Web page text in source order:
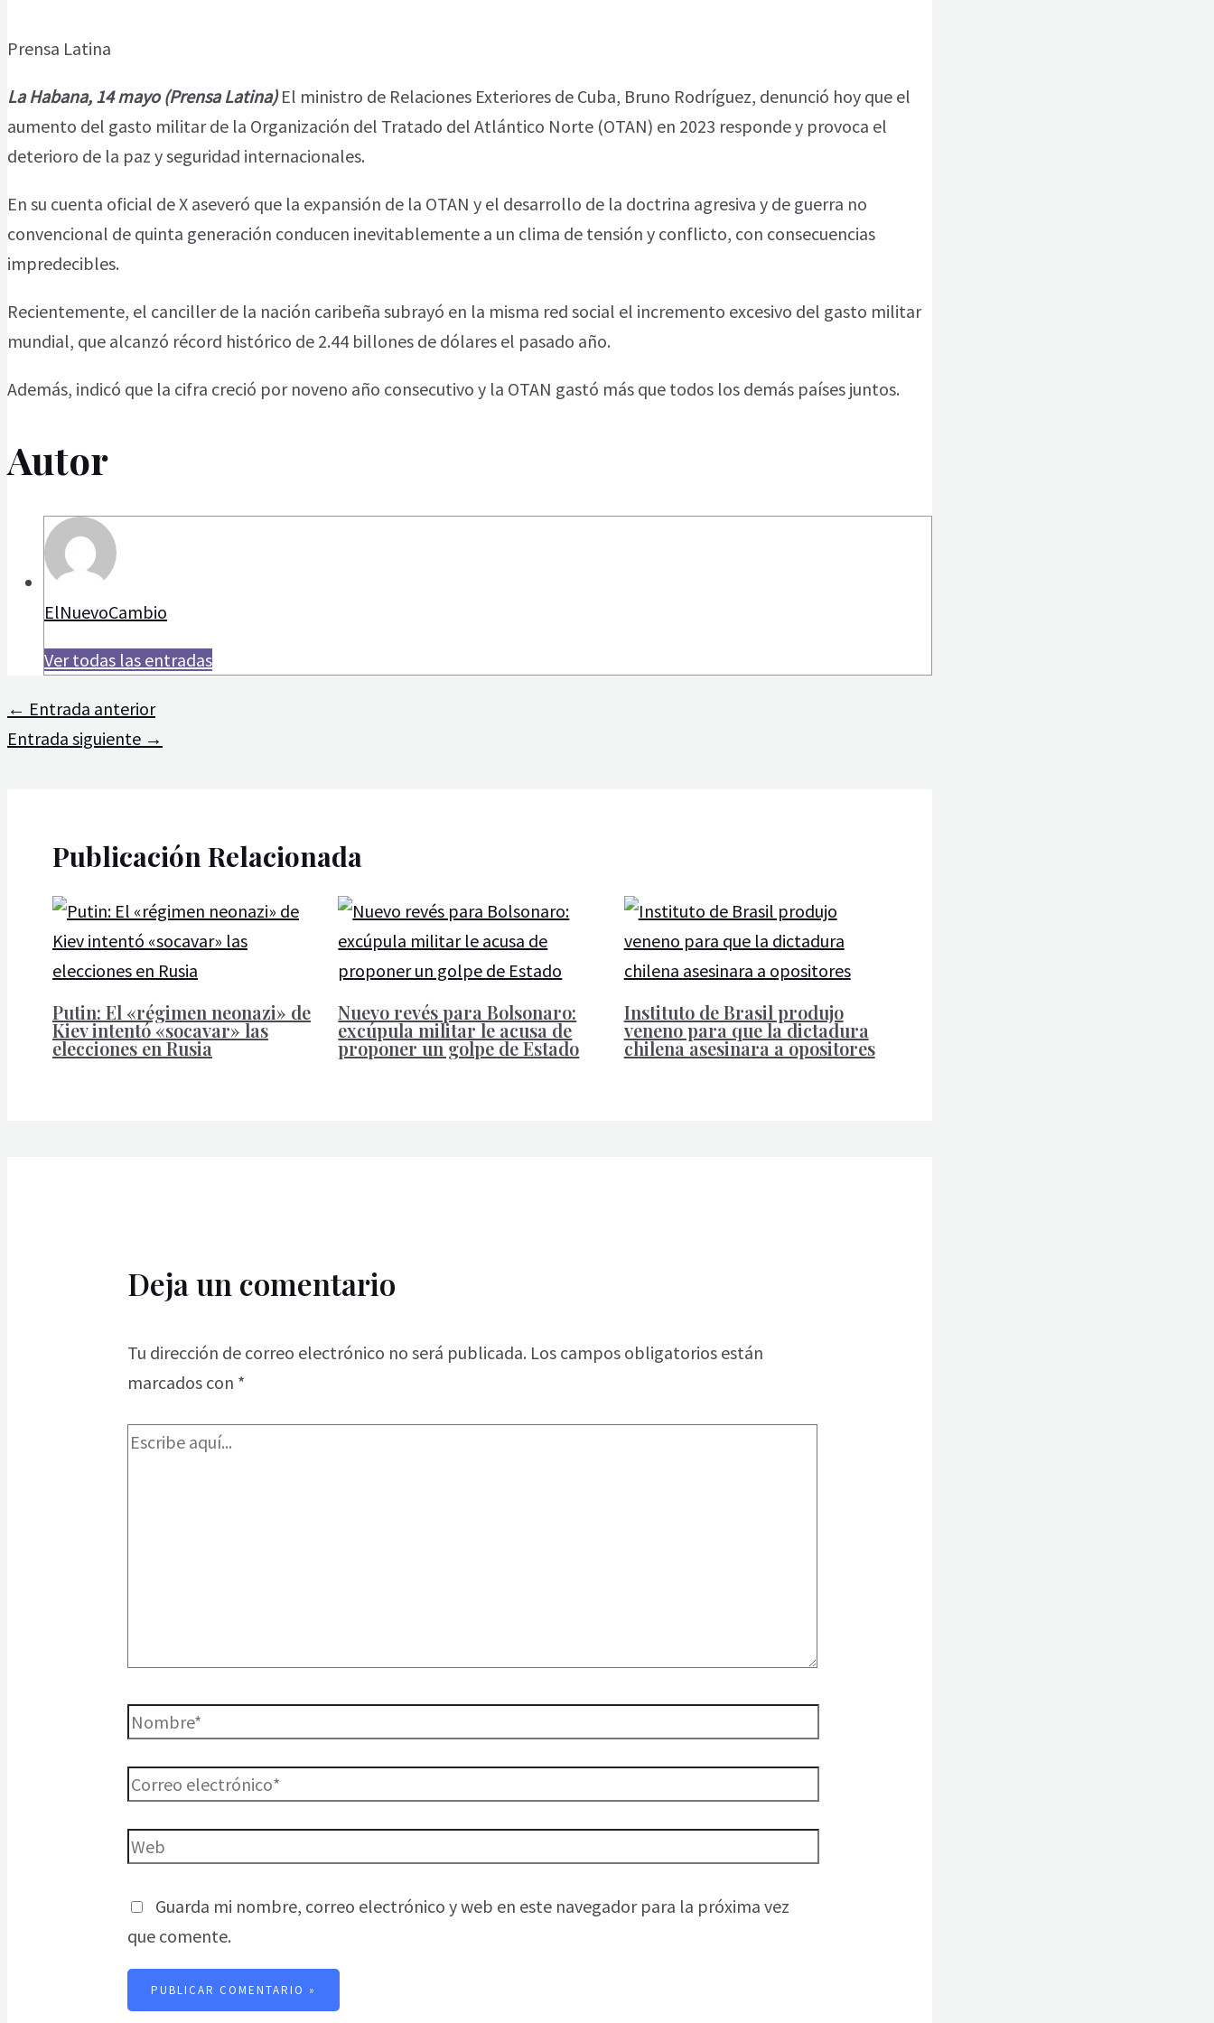
Prensa Latina
La Habana, 14 mayo (Prensa Latina)El ministro de Relaciones Exteriores de Cuba, Bruno Rodríguez, denunció hoy que el
aumento del gasto militar de la Organización del Tratado del Atlántico Norte (OTAN) en 2023 responde y provoca el
deterioro de la paz y seguridad internacionales.
En su cuenta oficial de X aseveró que la expansión de la OTAN y el desarrollo de la doctrina agresiva y de guerra no
convencional de quinta generación conducen inevitablemente a un clima de tensión y conflicto, con consecuencias
impredecibles.
Recientemente, el canciller de la nación caribeña subrayó en la misma red social el incremento excesivo del gasto militar
mundial, que alcanzó récord histórico de 2.44 billones de dólares el pasado año.
Además, indicó que la cifra creció por noveno año consecutivo y la OTAN gastó más que todos los demás países juntos.
Autor
ElNuevoCambio
Ver todas las entradas
← Entrada anterior
Entrada siguiente →
Publicación Relacionada
Putin: El «régimen neonazi» de
Kiev intentó «socavar» las
elecciones en Rusia
Nuevo revés para Bolsonaro:
excúpula militar le acusa de
proponer un golpe de Estado
Instituto de Brasil produjo
veneno para que la dictadura
chilena asesinara a opositores
Deja un comentario
Tu dirección de correo electrónico no será publicada. Los campos obligatorios están
marcados con *
Guarda mi nombre, correo electrónico y web en este navegador para la próxima vez
que comente.